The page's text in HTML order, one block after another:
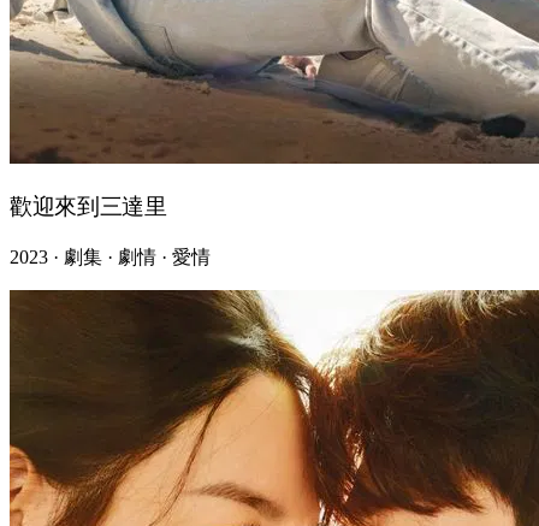
歡迎來到三達里
2023 · 劇集 · 劇情 · 愛情